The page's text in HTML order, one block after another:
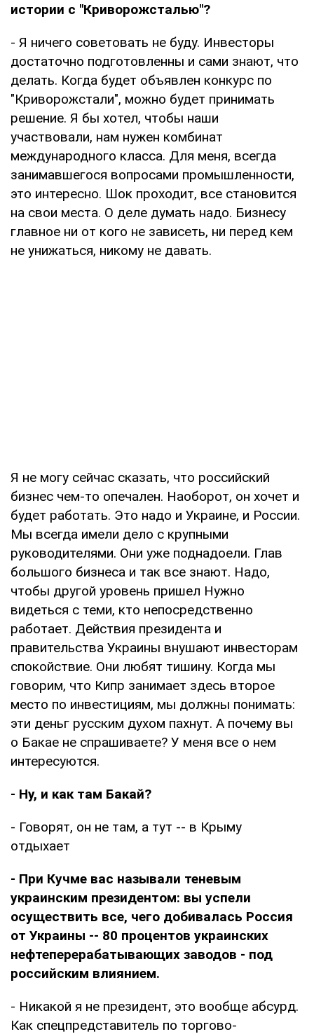
истории с "Криворожсталью"?
- Я ничего советовать не буду. Инвесторы
достаточно подготовленны и сами знают, что
делать. Когда будет объявлен конкурс по
"Криворожстали", можно будет принимать
решение. Я бы хотел, чтобы наши
участвовали, нам нужен комбинат
международного класса. Для меня, всегда
занимавшегося вопросами промышленности,
это интересно. Шок проходит, все становится
на свои места. О деле думать надо. Бизнесу
главное ни от кого не зависеть, ни перед кем
не унижаться, никому не давать.
Я не могу сейчас сказать, что российский
бизнес чем-то опечален. Наоборот, он хочет и
будет работать. Это надо и Украине, и России.
Мы всегда имели дело с крупными
руководителями. Они уже поднадоели. Глав
большого бизнеса и так все знают. Надо,
чтобы другой уровень пришел Нужно
видеться с теми, кто непосредственно
работает. Действия президента и
правительства Украины внушают инвесторам
спокойствие. Они любят тишину. Когда мы
говорим, что Кипр занимает здесь второе
место по инвестициям, мы должны понимать:
эти деньг русским духом пахнут. А почему вы
о Бакае не спрашиваете? У меня все о нем
интересуются.
- Ну, и как там Бакай?
- Говорят, он не там, а тут -- в Крыму
отдыхает
- При Кучме вас называли теневым
украинским президентом: вы успели
осуществить все, чего добивалась Россия
от Украины -- 80 процентов украинских
нефтеперерабатывающих заводов - под
российским влиянием.
- Никакой я не президент, это вообще абсурд.
Как спецпредставитель по торгово-